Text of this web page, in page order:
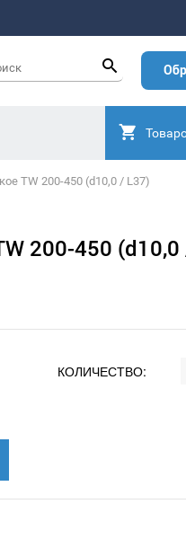
TW 200-450 (d10,0 / L37)
200-450
КОЛИЧЕСТВО: